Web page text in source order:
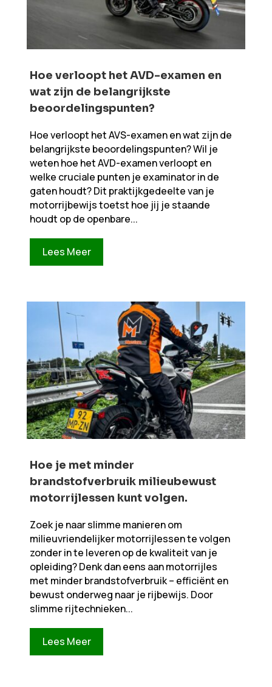
Hoe verloopt het AVD-examen en
wat zijn de belangrijkste
beoordelingspunten?
Hoe verloopt het AVS-examen en wat zijn de
belangrijkste beoordelingspunten? Wil je
weten hoe het AVD-examen verloopt en
welke cruciale punten je examinator in de
gaten houdt? Dit praktijkgedeelte van je
motorrijbewijs toetst hoe jij je staande
houdt op de openbare...
Lees Meer
Hoe je met minder
brandstofverbruik milieubewust
motorrijlessen kunt volgen.​​
Zoek je naar slimme manieren om
milieuvriendelijker motorrijlessen te volgen
zonder in te leveren op de kwaliteit van je
opleiding? Denk dan eens aan motorrijles
met minder brandstofverbruik – efficiënt en
bewust onderweg naar je rijbewijs. Door
slimme rijtechnieken...
Lees Meer